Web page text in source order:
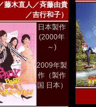
藤木直人／斉藤由貴
／吉行和子）
日本製作
(2000年
～)
2009年製
作（製作
国 日本）